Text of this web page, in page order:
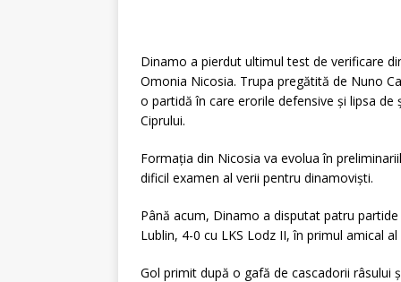
Dinamo a pierdut ultimul test de verificare
Omonia Nicosia. Trupa pregătită de Nuno
o partidă în care erorile defensive și lipsa
Ciprului.
Formația din Nicosia va evolua în
dificil examen al verii pentru dinamoviști.
Până acum, Dinamo a disputat patru
Lublin, 4-0 cu LKS Lodz II, în primul amical
Gol primit după o gafă de cascadorii râsului